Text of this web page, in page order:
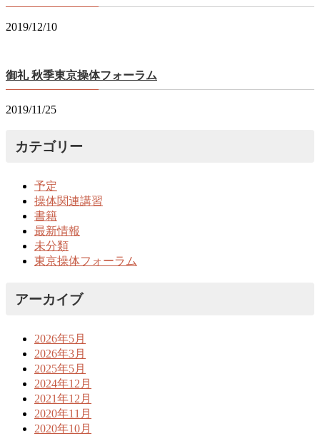
2019/12/10
御礼 秋季東京操体フォーラム
2019/11/25
カテゴリー
予定
操体関連講習
書籍
最新情報
未分類
東京操体フォーラム
アーカイブ
2026年5月
2026年3月
2025年5月
2024年12月
2021年12月
2020年11月
2020年10月